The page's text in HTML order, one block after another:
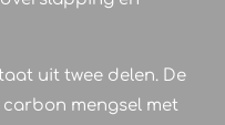
uit twee delen. De
mengsel met